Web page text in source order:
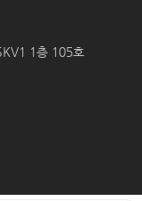
1층 105호